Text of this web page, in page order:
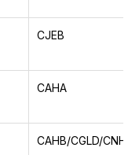
CJEB
CAHA
CAHB/CGLD/CNHC